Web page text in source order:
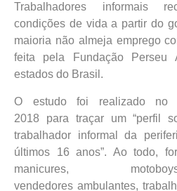
Trabalhadores informais
condições de vida a partir do
maioria não almeja emprego
feita pela Fundação Perseu
estados do Brasil.
O estudo foi realizado no
2018 para traçar um “perfil
trabalhador informal da
últimos 16 anos”. Ao todo,
manicures,
vendedores ambulantes,